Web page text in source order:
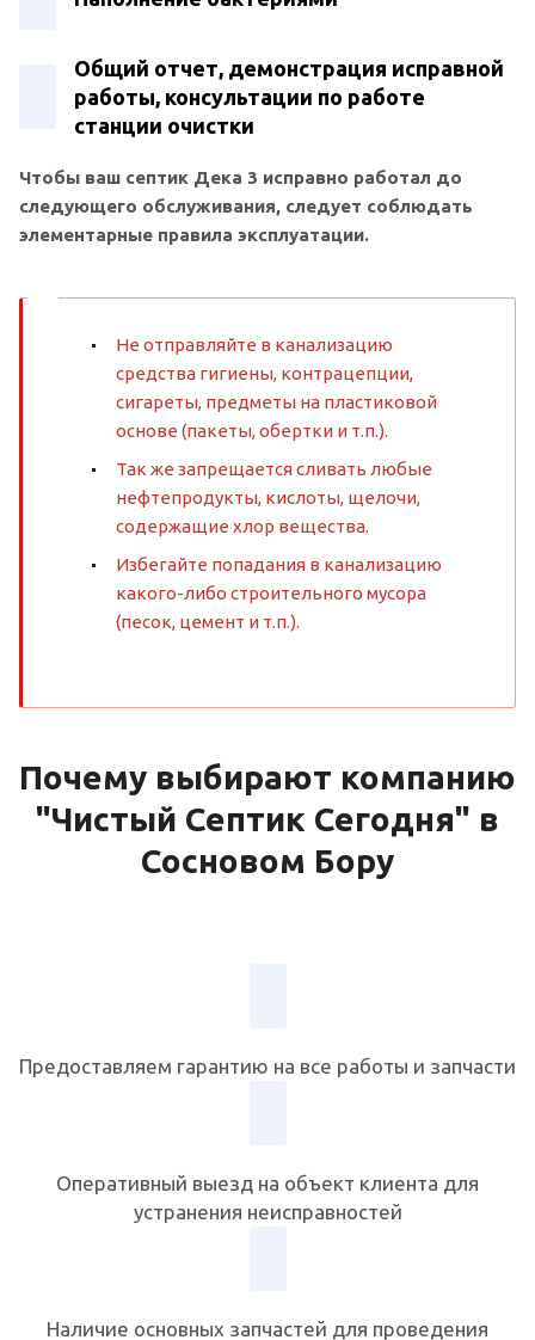
Общий отчет, демонстрация исправной
работы, консультации по работе
станции очистки
Чтобы ваш септик Дека 3 исправно работал до
следующего обслуживания, следует соблюдать
элементарные правила эксплуатации.
Не отправляйте в канализацию
средства гигиены, контрацепции,
сигареты, предметы на пластиковой
основе (пакеты, обертки и т.п.).
Так же запрещается сливать любые
нефтепродукты, кислоты, щелочи,
содержащие хлор вещества.
Избегайте попадания в канализацию
какого-либо строительного мусора
(песок, цемент и т.п.).
Почему выбирают компанию
"Чистый Септик Сегодня" в
Сосновом Бору
Предоставляем гарантию на все работы и запчасти
Оперативный выезд на объект клиента для
устранения неисправностей
Наличие основных запчастей для проведения